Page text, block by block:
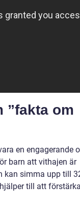
”fakta om
en engagerande
barn att vithajen är
kan simma upp till
till att